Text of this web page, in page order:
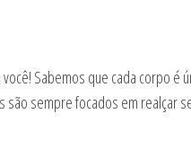
Sabemos que cada corpo
sempre focados em